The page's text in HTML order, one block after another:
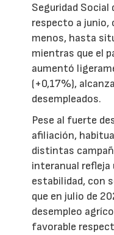
Seguridad Social
respecto a
menos, hasta
mientras que el
aumentó
(+0,17%),
desempleados.
Pese al fuerte
afiliación,
distintas
interanual refleja
estabilidad, con
que en julio de
desempleo
favorable